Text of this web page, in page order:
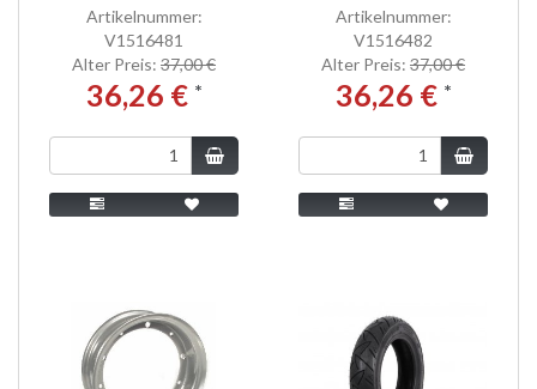
Artikelnummer:
V1516481
Alter Preis: 37,00 €
36,26 € *
Artikelnummer:
V1516482
Alter Preis: 37,00 €
36,26 € *